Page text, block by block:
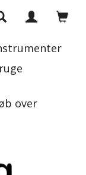
over